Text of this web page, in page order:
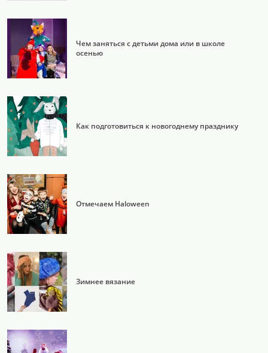
Чем заняться с детьми дома или в школе
осенью
Как подготовиться к новогоднему празднику
Отмечаем Haloween
Зимнее вязание